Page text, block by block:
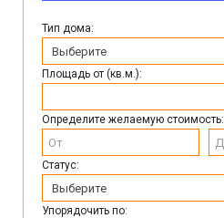
Тип дома:
Площадь от (кв.м.):
Определите желаемую стоимость:
Статус:
Упорядочить по: